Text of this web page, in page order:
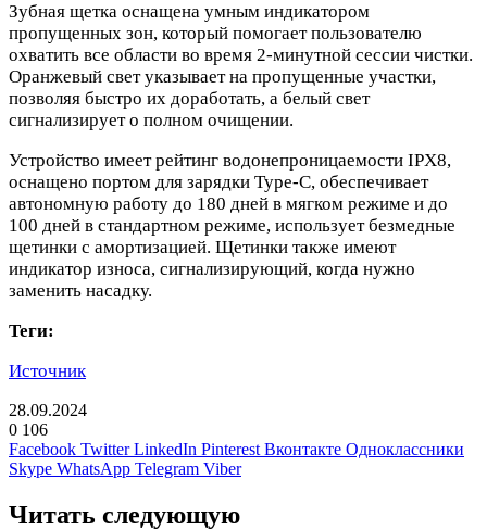
Зубная щетка оснащена умным индикатором
пропущенных зон, который помогает пользователю
охватить все области во время 2-минутной сессии чистки.
Оранжевый свет указывает на пропущенные участки,
позволяя быстро их доработать, а белый свет
сигнализирует о полном очищении.
Устройство имеет рейтинг водонепроницаемости IPX8,
оснащено портом для зарядки Type-C, обеспечивает
автономную работу до 180 дней в мягком режиме и до
100 дней в стандартном режиме, использует безмедные
щетинки с амортизацией. Щетинки также имеют
индикатор износа, сигнализирующий, когда нужно
заменить насадку.
Теги:
Источник
28.09.2024
0 106
Facebook Twitter LinkedIn Pinterest Вконтакте Одноклассники
Skype WhatsApp Telegram Viber
Читать следующую